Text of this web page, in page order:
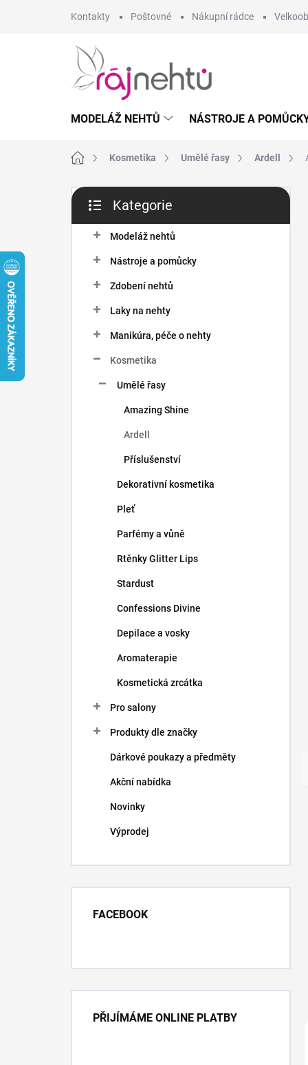
Kontakty Poštovné Nákupní rádce
MODELÁŽ NEHTŮ NÁSTROJE A
Domů Kosmetika Umělé řasy Ardell
P
s
kategorie
Kategorie
Modeláž nehtů
Nástroje a pomůcky
Zdobení nehtů
Laky na nehty
Manikúra, péče o nehty
Kosmetika
Umělé řasy
Amazing Shine
Ardell
Příslušenství
Dekorativní kosmetika
Pleť
Parfémy a vůně
Rtěnky Glitter Lips
Stardust
Confessions Divine
Depilace a vosky
Aromaterapie
Kosmetická zrcátka
Pro salony
Produkty dle značky
Dárkové poukazy a předměty
Akční nabídka
Novinky
Výprodej
FACEBOOK
PŘIJÍMÁME ONLINE PLATBY